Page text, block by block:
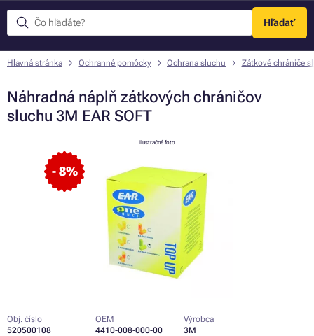
Hľadať
Menu
Hlavná stránka Ochranné pomôcky Ochrana sluchu Zátkové chrániče
Náhradná náplň zátkových chráničov
sluchu 3M EAR SOFT
- 8%
ilustračné foto
Obj. číslo
520500108
OEM
4410-008-000-00
Výrobca
3M